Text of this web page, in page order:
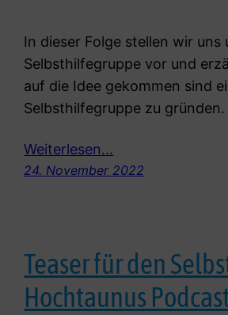
In dieser Folge stellen wir uns
Selbsthilfegruppe vor und
auf die Idee gekommen sind
Selbsthilfegruppe zu gründen.
Weiterlesen…
24. November 2022
Teaser für den
Hochtaunus